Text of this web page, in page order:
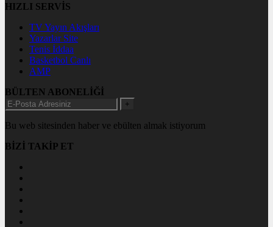
HIZLI SERVİS
TV Yayın Akışları
Yazarlar Site
Tenis İddaa
Basketbol Canlı
AMP
BÜLTEN ABONELİĞİ
+
Bu web sitesinden haber ve ebülten almak istiyorum
BİZİ TAKİP ET